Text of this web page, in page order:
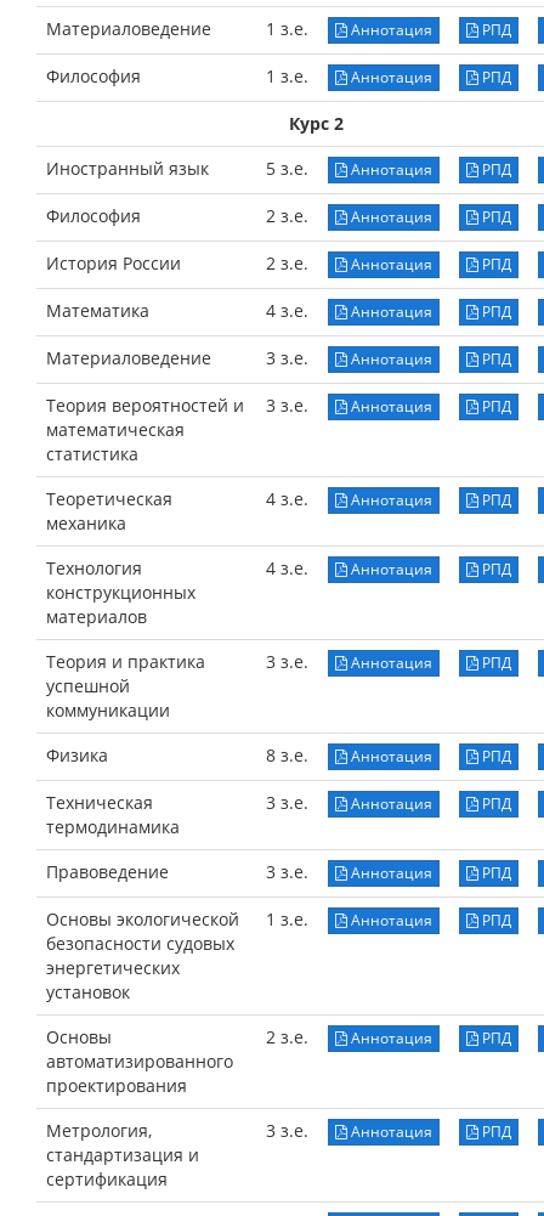
Материаловедение 1 з.е. Аннотация РПД
Философия 1 з.е. Аннотация РПД
Курс 2
Иностранный язык
5 з.е. Аннотация РПД
Философия 2 з.е. Аннотация РПД
История России 2 з.е. Аннотация РПД
Математика 4 з.е. Аннотация РПД
Материаловедение 3 з.е. Аннотация РПД
Теория вероятностей и
математическая
статистика
3 з.е. Аннотация РПД
Теоретическая
механика
4 з.е. Аннотация РПД
Технология
конструкционных
материалов
4 з.е. Аннотация РПД
Теория и практика
успешной
коммуникации
3 з.е. Аннотация РПД
Физика 8 з.е. Аннотация РПД
Техническая
термодинамика
3 з.е. Аннотация РПД
Правоведение 3 з.е. Аннотация РПД
Основы экологической
безопасности судовых
энергетических
установок
1 з.е. Аннотация РПД
Основы
автоматизированного
проектирования
2 з.е. Аннотация РПД
Метрология,
стандартизация и
сертификация
3 з.е. Аннотация РПД